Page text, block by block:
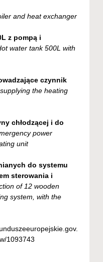
and heat exchanger
z pompą i
water tank 500L with
czynnik
the heating
chłodzącej i do
power
unit
do systemu
sterowania i
of 12 wooden
system, with the
1093743